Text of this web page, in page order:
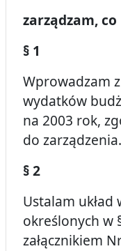
zarządzam,
§ 1
Wprowadzam
wydatków
na 2003 rok,
do zarządzenia.
§ 2
Ustalam układ
określonych w
załącznikiem